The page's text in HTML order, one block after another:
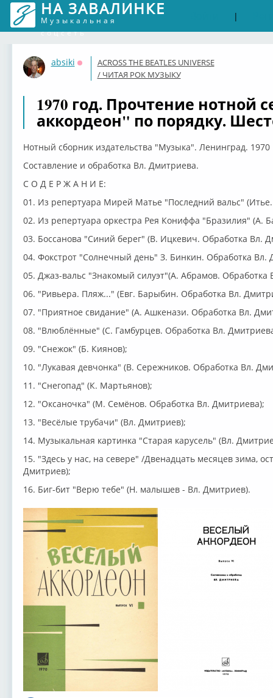
НА ЗАВАЛИНКЕ
Музыкальная
соцсеть
|
absiki
Оффлайн
ACROSS THE BEATLES UNIVERSE
/ ЧИТАЯ РОК МУЗЫКУ
1970 год. Прочтение нотной
аккордеон" по порядку.
Нотный сборник издательства "Музыка". Ленинград. 1970
Составление и обработка Вл. Дмитриева.
С О Д Е Р Ж А Н И Е:
01. Из репертуара Мирей Матье "Последний вальс"
02. Из репертуара оркестра Рея Кониффа "Бразилия" (А.
03. Боссанова "Синий берег" (В. Ицкевич. Обработка Вл.
04. Фокстрот "Солнечный день" З. Бинкин. Обработка Вл.
05. Джаз-вальс "Знакомый силуэт"(А. Абрамов. Обработка
06. "Ривьера. Пляж..." (Евг. Барыбин. Обработка Вл.
07. "Приятное свидание" (А. Ашкенази. Обработка Вл.
08. "Влюблённые" (С. Гамбурцев. Обработка Вл.
09. "Снежок" (Б. Киянов);
10. "Лукавая девчонка" (В. Сережников. Обработка Вл.
11. "Снегопад" (К. Мартьянов);
12. "Оксаночка" (М. Семёнов. Обработка Вл. Дмитриева);
13. "Весёлые трубачи" (Вл. Дмитриев);
14. Музыкальная картинка "Старая карусель" (Вл.
15. "Здесь у нас, на севере" /Двенадцать месяцев зима,
Дмитриев);
16. Биг-бит "Верю тебе" (Н. малышев - Вл. Дмитриев).